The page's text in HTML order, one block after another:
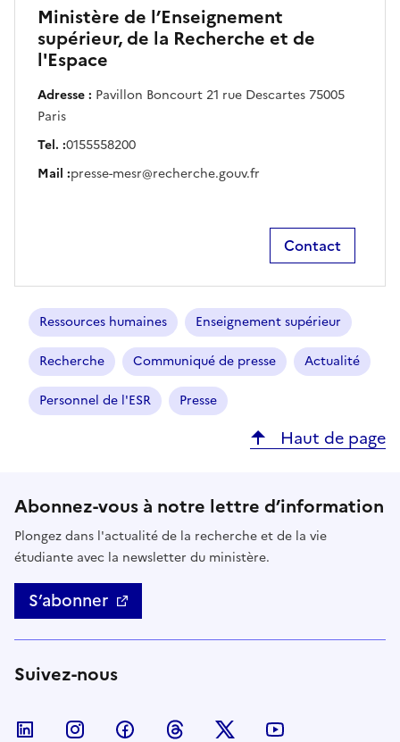
Ministère de l’Enseignement
supérieur, de la Recherche et de
l'Espace
Adresse : Pavillon Boncourt 21 rue Descartes 75005
Paris
Tel. :0155558200
Mail :presse-mesr@recherche.gouv.fr
Contact
Ressources humaines Enseignement supérieur
Recherche Communiqué de presse Actualité
Personnel de l'ESR Presse
Haut de page
Abonnez-vous à notre lettre d’information
Plongez dans l'actualité de la recherche et de la vie
étudiante avec la newsletter du ministère.
S’abonner
Suivez-nous
Nous suivre sur LinkedIn
Nous suivre sur Instagram
Nous suivre sur Facebook
Nous suivre sur Threads
Nous suivre sur Twitter